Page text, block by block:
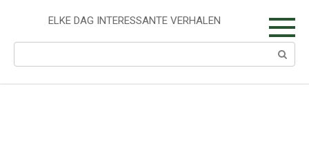
ELKE DAG INTERESSANTE VERHALEN
Search: